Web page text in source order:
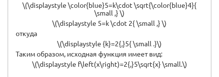
\(\displaystyle \color{blue}5=k\cdot \sqrt{\color{blue}4}{
\small ,} \)
\(\displaystyle 5=k \cdot 2{ \small ,} \)
откуда
\(\displaystyle {k}=2{,}5{ \small .}\)
Таким образом, исходная функция имеет вид:
\(\displaystyle f\left(x\right)=2{,}5\sqrt{x} \small.\)